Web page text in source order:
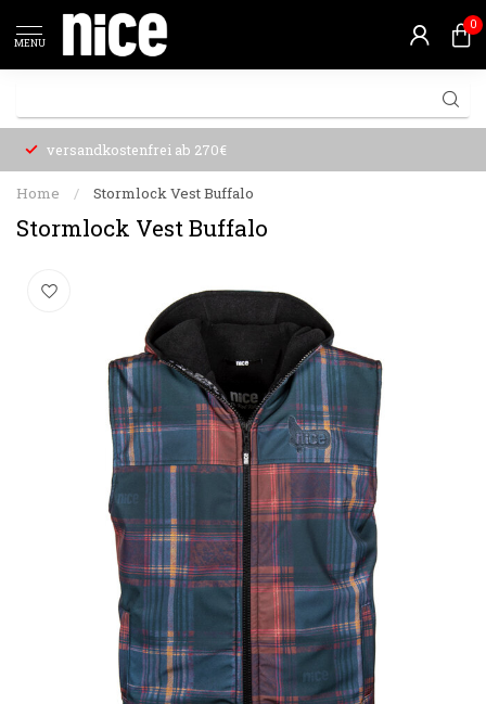
MENU
0
versandkostenfrei ab 270€
Home / Stormlock Vest Buffalo
Stormlock Vest Buffalo